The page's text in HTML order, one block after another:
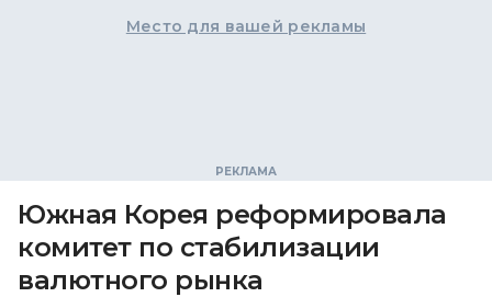
Место для вашей рекламы
Южная Корея реформировала
комитет по стабилизации
валютного рынка